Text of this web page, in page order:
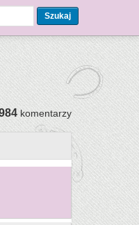
Szukaj
komentarzy